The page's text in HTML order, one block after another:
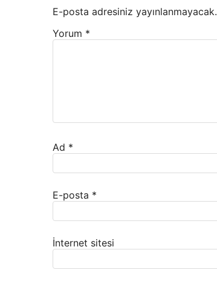
E-posta adresiniz yayınlanmayacak.
Yorum *
Ad *
E-posta *
İnternet sitesi